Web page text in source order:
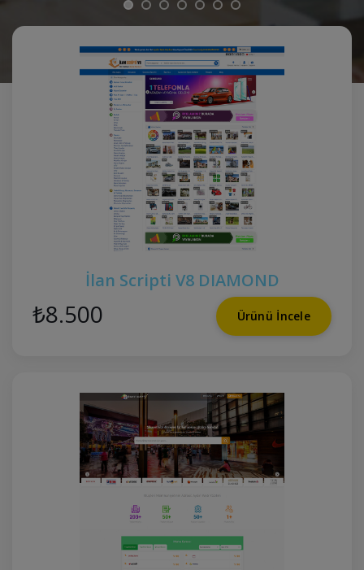
İlan Scripti V8 DIAMOND
₺8.500 Ürünü İncele